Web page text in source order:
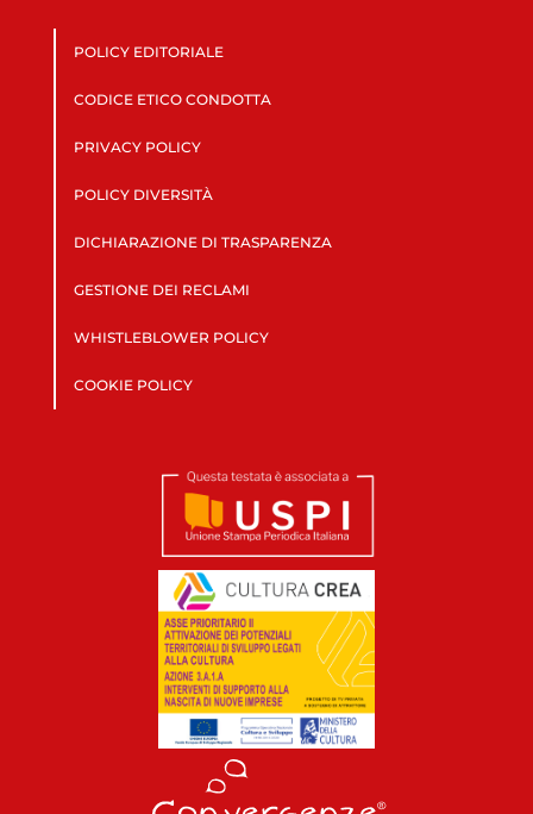
POLICY EDITORIALE
CODICE ETICO CONDOTTA
PRIVACY POLICY
POLICY DIVERSITÀ
DICHIARAZIONE DI TRASPARENZA
GESTIONE DEI RECLAMI
WHISTLEBLOWER POLICY
COOKIE POLICY